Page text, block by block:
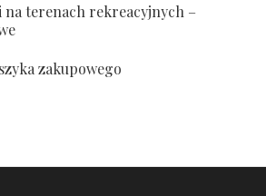
na terenach rekreacyjnych –
zakupowego